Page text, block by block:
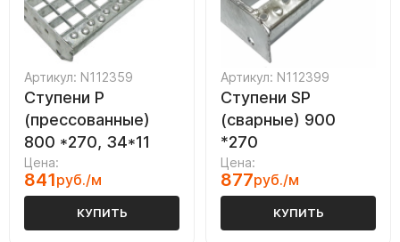
Артикул: N112359
Ступени P
(прессованные)
800 *270, 34*11
Цена:
841руб./м
КУПИТЬ
Артикул: N112399
Ступени SP
(сварные) 900
*270
Цена:
877руб./м
КУПИТЬ